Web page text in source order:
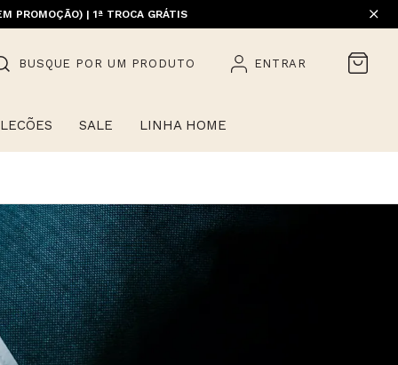
PROMOÇÃO) | 1ª TROCA GRÁTIS
BUSQUE POR UM PRODUTO ENTRAR
SALE LINHA HOME